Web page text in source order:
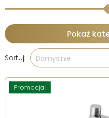
Pokaż
Sortuj: Domyślnie
Promocja!